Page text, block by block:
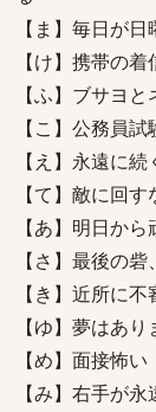
【ま】毎日が日
【け】携帯の
【ふ】ブサヨ
【こ】公務員
【え】永遠に
【て】敵に回
【あ】明日から
【さ】最後の
【き】近所に
【ゆ】夢はあり
【め】面接怖い
【み】右手が